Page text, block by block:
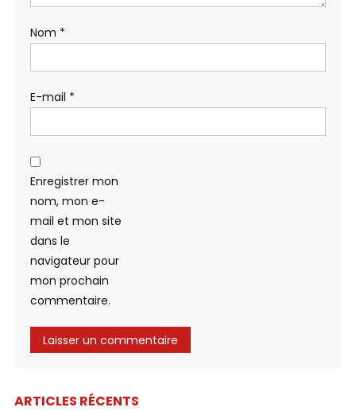
Nom *
E-mail *
Enregistrer mon
nom, mon e-
mail et mon site
dans le
navigateur pour
mon prochain
commentaire.
ARTICLES RÉCENTS